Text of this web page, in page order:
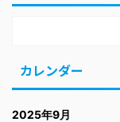
カレンダー
2025年9月